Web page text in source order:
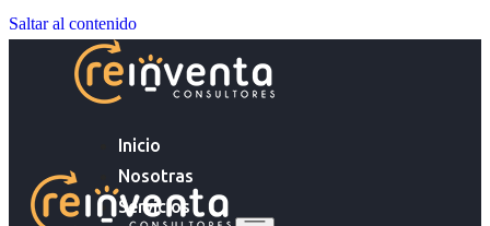
Saltar al contenido
Inicio
Nosotras
Servicios